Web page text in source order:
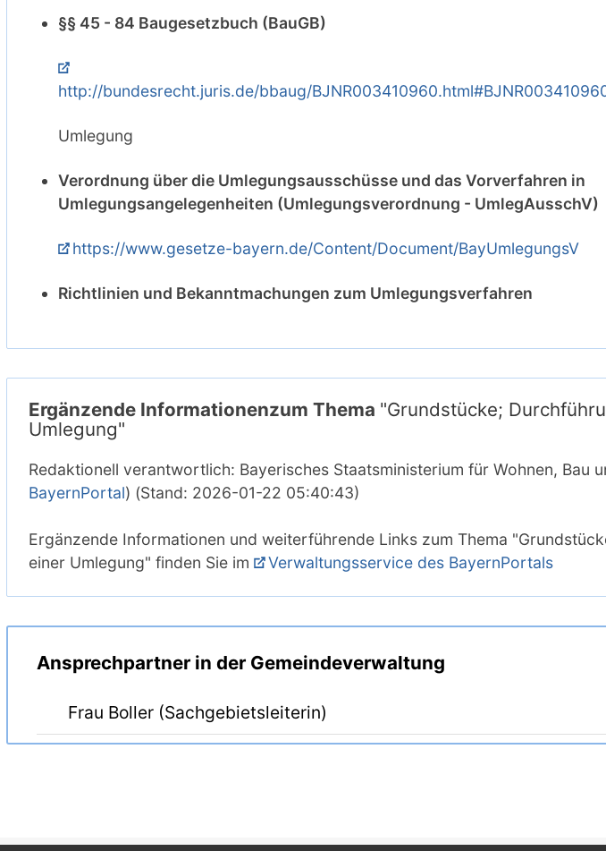
§§ 45 - 84 Baugesetzbuch (BauGB)
http://bundesrecht.juris.de/bbaug/
Umlegung
Verordnung über die Umlegungsausschüsse und das Vorverfahren in
Umlegungsangelegenheiten (Umlegungsverordnung - UmlegAusschV)
https://www.gesetze-bayern.de/Content/Document/BayUmlegungsV
Richtlinien und Bekanntmachungen zum Umlegungsverfahren
Ergänzende Informationenzum Thema "Grundstücke;
Umlegung"
Redaktionell verantwortlich: Bayerisches Staatsministerium für Wohnen, Bau
BayernPortal) (Stand: 2026-01-22 05:40:43)
Ergänzende Informationen und weiterführende Links zum Thema
einer Umlegung" finden Sie im
Verwaltungsservice des BayernPortals
Ansprechpartner in der Gemeindeverwaltung
Frau Boller (Sachgebietsleiterin)